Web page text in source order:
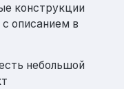
конструкции
описанием в
небольшой